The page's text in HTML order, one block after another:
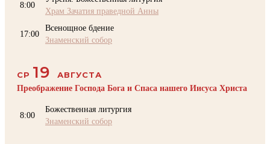
8:00
Храм Зачатия праведной Анны
17:00
Всенощное бдение
Знаменский собор
СР 19
АВГУСТА
Преображение Господа Бога и Спаса нашего Иисуса Христа
8:00
Божественная литургия
Знаменский собор